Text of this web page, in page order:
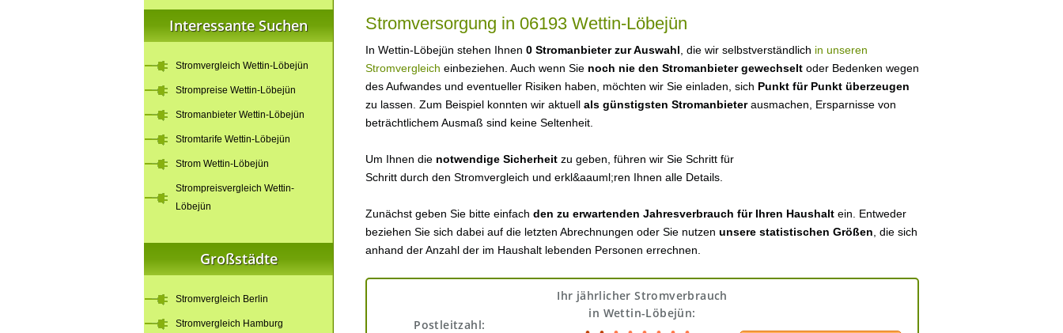
Stromversorgung in 06193 Wettin-Löbejün
In Wettin-Löbejün stehen Ihnen 0 Stromanbieter zur Auswahl , die wir selbstverständlich in unseren
Stromvergleich einbeziehen. Auch wenn Sie noch nie den Stromanbieter gewechselt oder Bedenken wegen
des Aufwandes und eventueller Risiken haben, möchten wir Sie einladen, sich Punkt für Punkt überzeugen
zu lassen. Zum Beispiel konnten wir aktuell als günstigsten Stromanbieterausmachen, Ersparnisse von
beträchtlichem Ausmaß sind keine Seltenheit.
Um Ihnen die notwendige Sicherheit zu geben, führen wir Sie Schritt für
Schritt durch den Stromvergleich und erkl&aauml;ren Ihnen alle Details.
Zunächst geben Sie bitte einfach den zu erwartenden Jahresverbrauch für Ihren Haushalt ein. Entweder
beziehen Sie sich dabei auf die letzten Abrechnungen oder Sie nutzen unsere statistischen Größen , die sich
anhand der Anzahl der im Haushalt lebenden Personen errechnen.
Postleitzahl:
Ihr jährlicher Stromverbrauch
in Wettin-Löbejün:
Interessante Suchen
Stromvergleich Wettin-Löbejün
Strompreise Wettin-Löbejün
Stromanbieter Wettin-Löbejün
Stromtarife Wettin-Löbejün
Strom Wettin-Löbejün
Strompreisvergleich Wettin-
Löbejün
Großstädte
Stromvergleich Berlin
Stromvergleich Hamburg